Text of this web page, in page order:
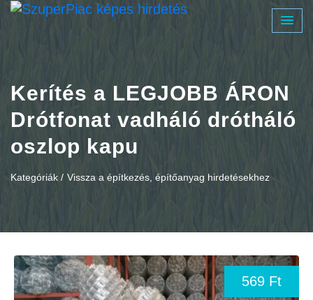
Kerítés a LEGJOBB ÁRON
Drótfonat vadháló drótháló
oszlop kapu
Kategóriák / Vissza a építkezés, építőanyag hirdetésekhez
569 Ft